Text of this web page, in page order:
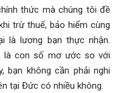
thức mà chúng tôi đề
trừ thuế, bảo hiểm cùng
là lương bạn thực nhận.
là con số mơ ước so với
bạn không cần phải nghi
tại Đức có nhiều không.